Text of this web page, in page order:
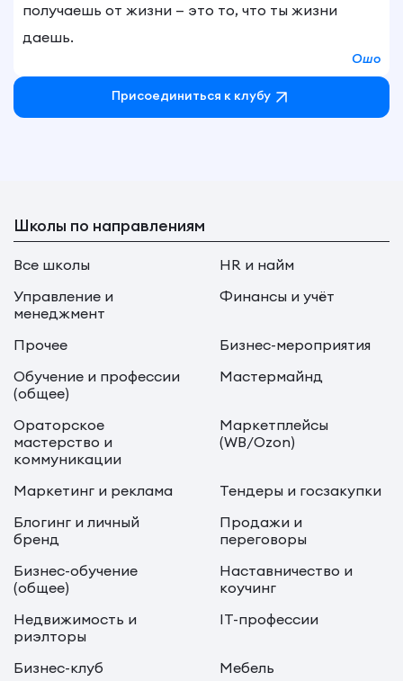
получаешь от жизни — это то, что ты жизни
даешь.
Ошо
Присоединиться к клубу
Школы по направлениям
Все школы
HR и найм
Управление и
менеджмент
Финансы и учёт
Прочее
Бизнес-мероприятия
Обучение и профессии
(общее)
Мастермайнд
Ораторское
мастерство и
коммуникации
Маркетплейсы
(WB/Ozon)
Маркетинг и реклама
Тендеры и госзакупки
Блогинг и личный
бренд
Продажи и
переговоры
Бизнес-обучение
(общее)
Наставничество и
коучинг
Недвижимость и
риэлторы
IT-профессии
Бизнес-клуб
Мебель